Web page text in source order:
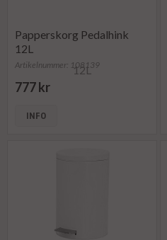
Papperskorg Pedalhink
12L
Artikelnummer: 108139
777 kr
INFO